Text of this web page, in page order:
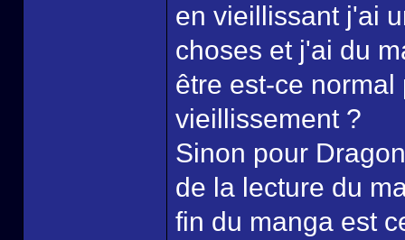
en vieillissant j'ai
choses et j'ai du
être est-ce
vieillissement ?
Sinon pour
de la lecture du
fin du manga est